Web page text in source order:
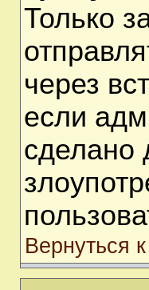
Только
через
если
сделано
Вернуться